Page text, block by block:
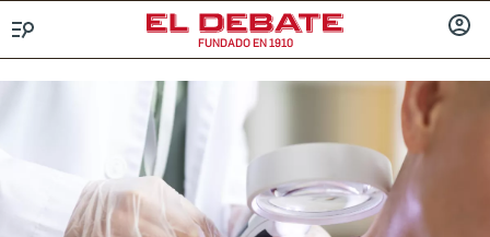
FUNDADO EN 1910